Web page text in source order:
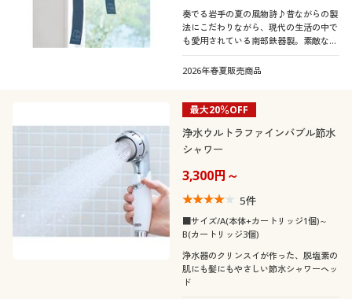
お気に入り
サポート
よくある質問とお問い合わせ
こだわり条件
柄・デザイン
シルク
レース
フリース
撥水
ウォッシャブル(洗
える)
冷感・涼感
テイスト
ナチュラル
レギュラー
シーズン
円 絞込
奏でる岩手の夏の風物詩♪昔ながらの製
法にこだわりながら、現代の生活の中で
も愛用されている南部鉄器製。素敵な音
色とともに暑さを忘れ、懐かしさを感じ
てみませんか。
2026年春夏販売商品
最大20％OFF
浄水ウルトラファインバブル節水
シャワー
3,300円～
5件
■サイズ/A(本体+カートリッジ1個)～
B(カートリッジ3個)
浄水器のクリンスイが作った、脱塩素の
肌にも髪にもやさしい節水シャワーヘッ
ド